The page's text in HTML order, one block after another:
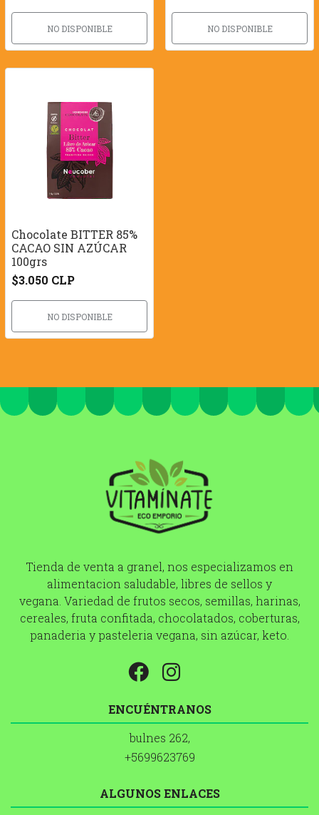
NO DISPONIBLE NO DISPONIBLE
Chocolate BITTER 85%
CACAO SIN AZÚCAR
100grs
$3.050 CLP
NO DISPONIBLE
Tienda de venta a granel, nos especializamos en
alimentacion saludable, libres de sellos y
vegana. Variedad de frutos secos, semillas, harinas,
cereales, fruta confitada, chocolatados, coberturas,
panaderia y pasteleria vegana, sin azúcar, keto.
ENCUÉNTRANOS
bulnes 262,
+5699623769
ALGUNOS ENLACES